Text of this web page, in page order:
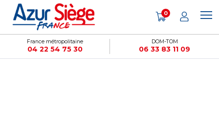
France métropolitaine
04 22 54 75 30
DOM-TOM
06 33 83 11 09
0
Panneau de gestion des cookies